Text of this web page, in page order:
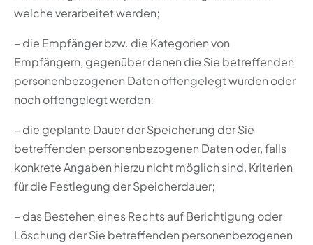
welche verarbeitet werden;
– die Empfänger bzw. die Kategorien von
Empfängern, gegenüber denen die Sie betreffenden
personenbezogenen Daten offengelegt wurden oder
noch offengelegt werden;
– die geplante Dauer der Speicherung der Sie
betreffenden personenbezogenen Daten oder, falls
konkrete Angaben hierzu nicht möglich sind, Kriterien
für die Festlegung der Speicherdauer;
– das Bestehen eines Rechts auf Berichtigung oder
Löschung der Sie betreffenden personenbezogenen